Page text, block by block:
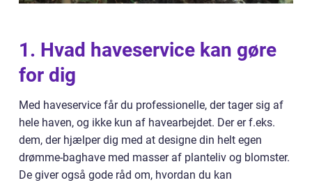
1. Hvad haveservice kan gøre
for dig
Med haveservice får du professionelle, der tager sig af
hele haven, og ikke kun af havearbejdet. Der er f.eks.
dem, der hjælper dig med at designe din helt egen
drømme-baghave med masser af planteliv og blomster.
De giver også gode råd om, hvordan du kan